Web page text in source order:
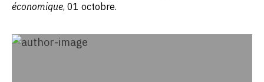
économique, 01 octobre.